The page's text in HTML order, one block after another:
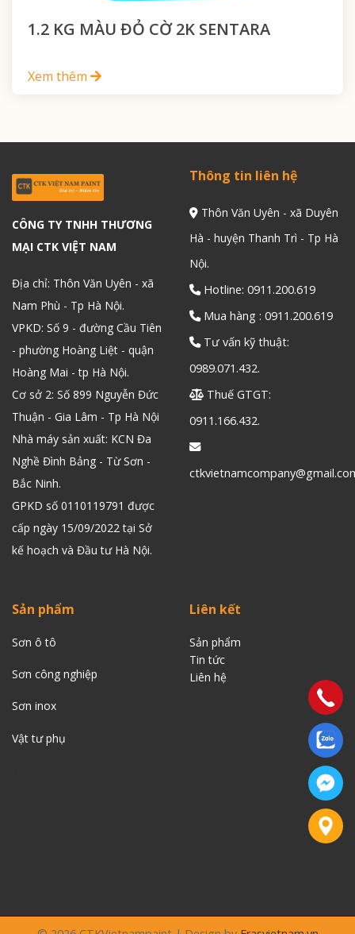
1.2 KG MÀU ĐỎ CỜ 2K SENTARA
Xem thêm
CÔNG TY TNHH THƯƠNG
MẠI CTK VIỆT NAM
Địa chỉ: Thôn Văn Uyên - xã
Nam Phù - Tp Hà Nội.
VPKD: Số 9 - đường Cầu Tiên
- phường Hoàng Liệt - quận
Hoàng Mai - tp Hà Nội.
Cơ sở 2: Số 899 Nguyễn Đức
Thuận - Gia Lâm - Tp Hà Nội
Nhà máy sản xuất: KCN Đa
Nghề Đình Bảng - Từ Sơn -
Bắc Ninh.
GPKD số 0110119791 được
cấp ngày 15/09/2022 tại Sở
kế hoạch và Đầu tư Hà Nội.
Thông tin liên hệ
Thôn Văn Uyên - xã Duyên
Hà - huyện Thanh Trì - Tp Hà
Nội.
Hotline: 0911.200.619
Mua hàng : 0911.200.619
Tư vấn kỹ thuật:
0989.071.432.
Thuế GTGT:
0911.166.432.
Sản phẩm
Sơn ô tô
Sơn công nghiệp
Sơn inox
Vật tư phụ
Liên kết
Sản phẩm
Tin tức
Liên hệ